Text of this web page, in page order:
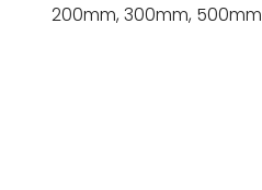
200mm, 300mm, 500mm